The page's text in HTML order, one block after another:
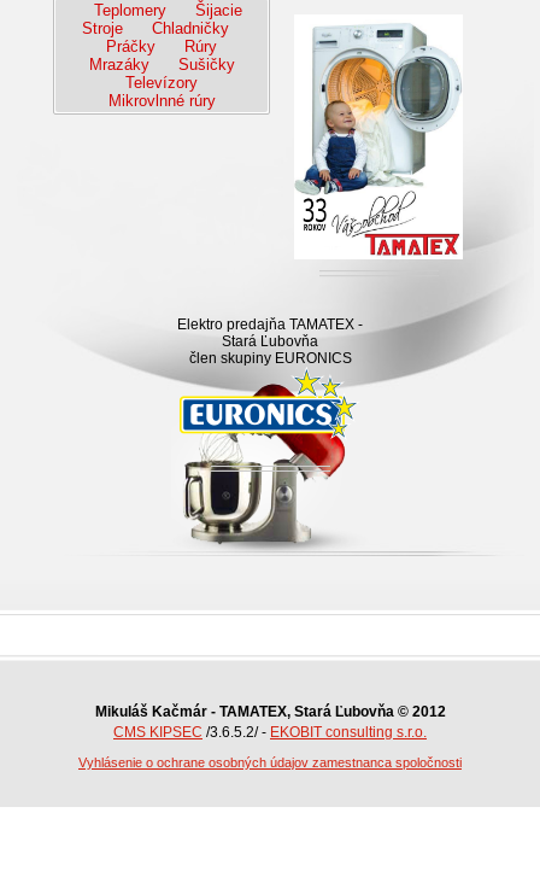
Teplomery
Šijacie
Stroje
Chladničky
Práčky
Rúry
Mrazáky
Sušičky
Televízory
Mikrovlnné rúry
Elektro predajňa TAMATEX -
Stará Ľubovňa
člen skupiny EURONICS
Mikuláš Kačmár - TAMATEX, Stará Ľubovňa © 2012
CMS KIPSEC /3.6.5.2/ - EKOBIT consulting s.r.o.
Vyhlásenie o ochrane osobných údajov zamestnanca spoločnosti